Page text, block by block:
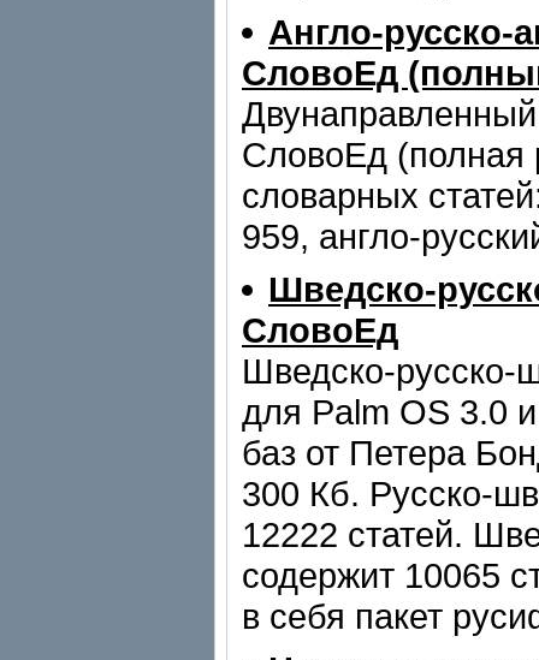
Англо-русско-
СловоЕд
СловоЕд (полная
словарных
959, англо-
Шведско-
СловоЕд
Шведско-русско-
для Palm OS 3.0
баз от Петера
300 Кб. Русско-
12222 статей.
содержит 10065
в себя пакет